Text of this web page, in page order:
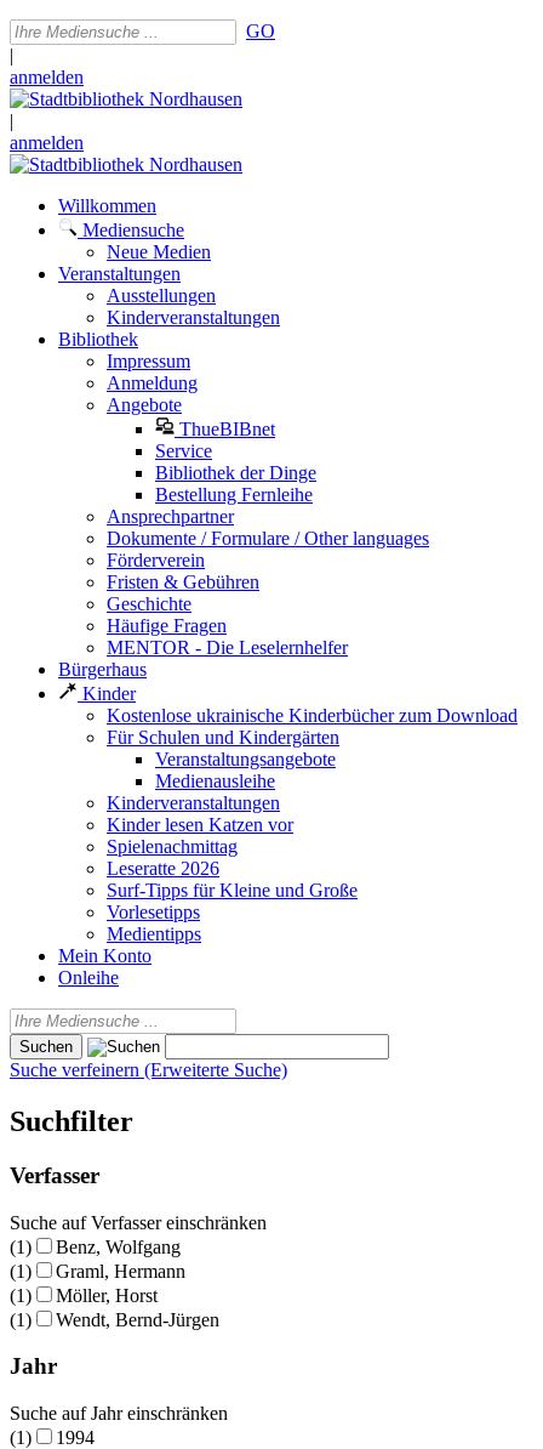
GO
|
anmelden
|
anmelden
Willkommen
Mediensuche
Neue Medien
Veranstaltungen
Ausstellungen
Kinderveranstaltungen
Bibliothek
Impressum
Anmeldung
Angebote
ThueBIBnet
Service
Bibliothek der Dinge
Bestellung Fernleihe
Ansprechpartner
Dokumente / Formulare / Other languages
Förderverein
Fristen & Gebühren
Geschichte
Häufige Fragen
MENTOR - Die Leselernhelfer
Bürgerhaus
Kinder
Kostenlose ukrainische Kinderbücher zum Download
Für Schulen und Kindergärten
Veranstaltungsangebote
Medienausleihe
Kinderveranstaltungen
Kinder lesen Katzen vor
Spielenachmittag
Leseratte 2026
Surf-Tipps für Kleine und Große
Vorlesetipps
Medientipps
Mein Konto
Onleihe
Suche verfeinern (Erweiterte Suche)
Suchfilter
Verfasser
Suche auf Verfasser einschränken
(1)
Benz, Wolfgang
(1)
Graml, Hermann
(1)
Möller, Horst
(1)
Wendt, Bernd-Jürgen
Jahr
Suche auf Jahr einschränken
(1)
1994